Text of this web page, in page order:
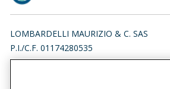
LOMBARDELLI MAURIZIO & C. SAS
P.I./C.F. 01174280535
VIA NICOLA CIACCI 265, 58017